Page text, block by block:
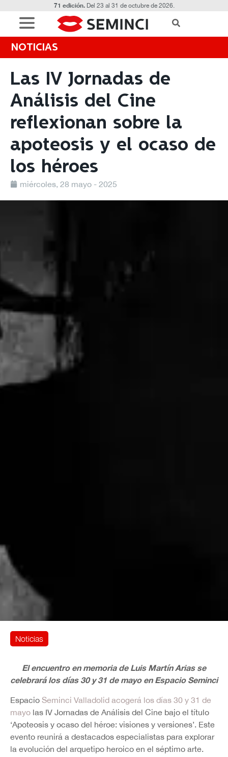
71 edición.Del 23 al 31 de octubre de 2026.
NOTICIAS
Las IV Jornadas de
Análisis del Cine
reflexionan sobre la
apoteosis y el ocaso de
los héroes
miércoles, 28 mayo - 2025
Noticias
El encuentro en memoria de Luis Martín Arias se
celebrará los días 30 y 31 de mayo en Espacio Seminci
Espacio Seminci Valladolid acogerá los días 30 y 31 de
mayo las IV Jornadas de Análisis del Cine bajo el título
‘Apoteosis y ocaso del héroe: visiones y versiones’. Este
evento reunirá a destacados especialistas para explorar
la evolución del arquetipo heroico en el séptimo arte.